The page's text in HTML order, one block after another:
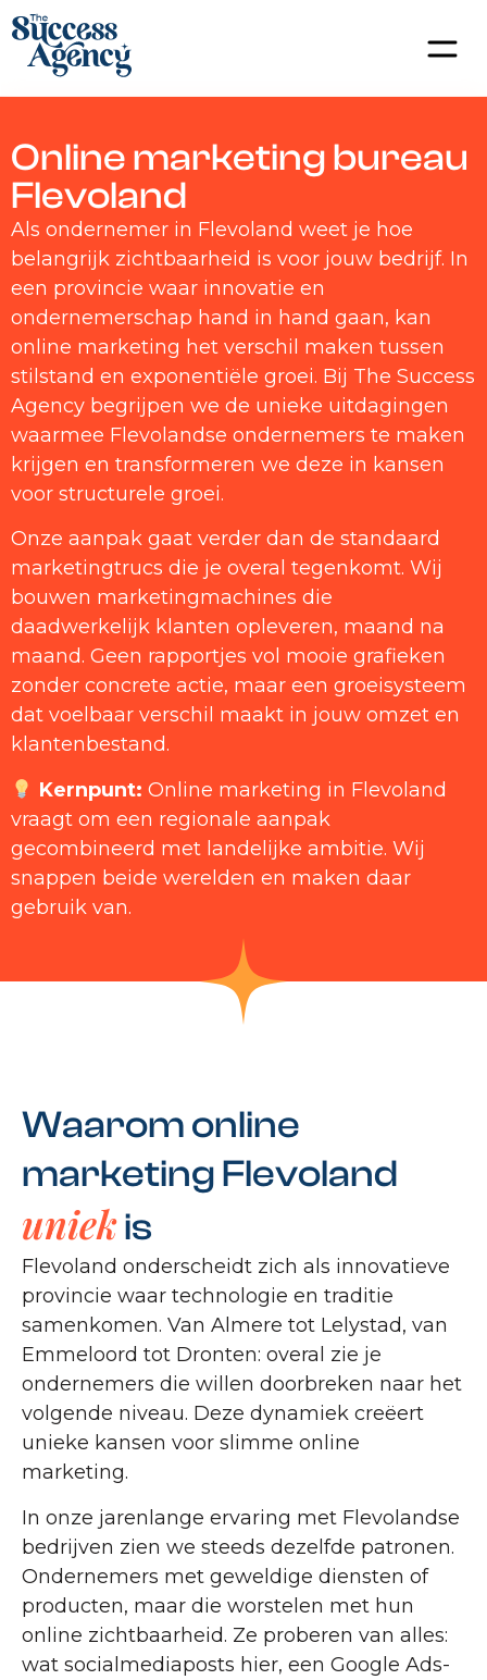
Online marketing bureau
Flevoland
Als ondernemer in Flevoland weet je hoe
belangrijk zichtbaarheid is voor jouw bedrijf. In
een provincie waar innovatie en
ondernemerschap hand in hand gaan, kan
online marketing het verschil maken tussen
stilstand en exponentiële groei. Bij The Success
Agency begrijpen we de unieke uitdagingen
waarmee Flevolandse ondernemers te maken
krijgen en transformeren we deze in kansen
voor structurele groei.
Onze aanpak gaat verder dan de standaard
marketingtrucs die je overal tegenkomt. Wij
bouwen marketingmachines die
daadwerkelijk klanten opleveren, maand na
maand. Geen rapportjes vol mooie grafieken
zonder concrete actie, maar een groeisysteem
dat voelbaar verschil maakt in jouw omzet en
klantenbestand.
Kernpunt: Online marketing in Flevoland
vraagt om een regionale aanpak
gecombineerd met landelijke ambitie. Wij
snappen beide werelden en maken daar
gebruik van.
Waarom online
marketing Flevoland
uniekis
Flevoland onderscheidt zich als innovatieve
provincie waar technologie en traditie
samenkomen. Van Almere tot Lelystad, van
Emmeloord tot Dronten: overal zie je
ondernemers die willen doorbreken naar het
volgende niveau. Deze dynamiek creëert
unieke kansen voor slimme online
marketing.
In onze jarenlange ervaring met Flevolandse
bedrijven zien we steeds dezelfde patronen.
Ondernemers met geweldige diensten of
producten, maar die worstelen met hun
online zichtbaarheid. Ze proberen van alles:
wat socialmediaposts hier, een Google Ads-